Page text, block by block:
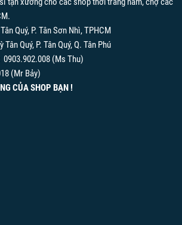
Quý, P. Tân Sơn Nhì, TPHCM
Quý, P. Tân Quý, Q. Tân Phú
0903.902.008 (Ms Thu)
(Mr Bảy)
CỦA SHOP BẠN !